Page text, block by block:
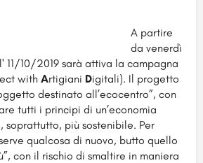
A partire
da venerdì
10/2019 sarà attiva la campagna
with Artigiani Digitali). Il progetto
destinato all’ecocentro”, con
tutti i principi di un’economia
soprattutto, più sostenibile. Per
qualcosa di nuovo, butto quello
con il rischio di smaltire in maniera